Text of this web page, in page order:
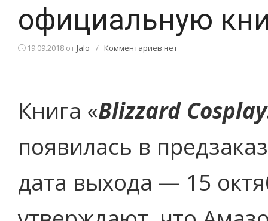
официальную
19.09.2018 от Jalo / Комментариев нет
Книга «Blizzard
появилась в
дата выхода — 15